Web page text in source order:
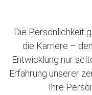
Die Persönlichkeit
die Karriere –
Entwicklung nur
Erfahrung unserer
Ihre